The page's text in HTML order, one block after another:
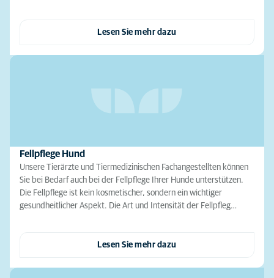
Lesen Sie mehr dazu
Fellpflege Hund
Unsere Tierärzte und Tiermedizinischen Fachangestellten können
Sie bei Bedarf auch bei der Fellpflege Ihrer Hunde unterstützen.
Die Fellpflege ist kein kosmetischer, sondern ein wichtiger
gesundheitlicher Aspekt. Die Art und Intensität der Fellpfleg…
Lesen Sie mehr dazu